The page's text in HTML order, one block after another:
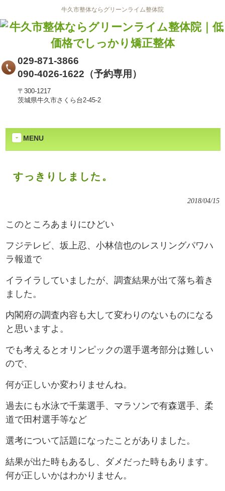
牛久市整体ならグリーンライム整体院
029-871-3866
090-4026-1622（予約専用）
〒300-1217
茨城県牛久市さくら台2-45-2
MENU
すっきりしました。
2018/04/15
このところあまりにひどい
フジテレビ、坂上忍、小林信也のレスリングパワハ
ラ報道で
イライラしていましたが、調査結果が出て落ち着き
ました。
内閣府の調査内容も大して変わりのないものになる
と思いますよ。
でも考えるとオリンピックの選手選考部分は難しい
ので、
何が正しいか変わりませんね。
過去にも水泳で千葉選手、マラソンで有森選手、柔
道で田村選手等など
選考について話題になったことがありました。
結果が出た時もあるし、ダメだった時もあります。
何が正しいかはわかりません。